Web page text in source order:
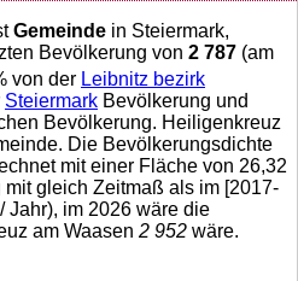
Gemeinde in Steiermark,
Bevölkerung von 2 787 (am
von der Leibnitz bezirk
Steiermark Bevölkerung und
Bevölkerung. Heiligenkreuz
Die Bevölkerungsdichte
mit einer Fläche von 26,32
mit gleich Zeitmaß als im [2017-
Jahr), im 2026 wäre die
am Waasen 2 952 wäre.